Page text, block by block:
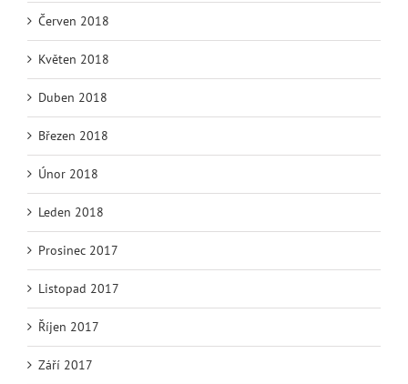
Červen 2018
Květen 2018
Duben 2018
Březen 2018
Únor 2018
Leden 2018
Prosinec 2017
Listopad 2017
Říjen 2017
Září 2017